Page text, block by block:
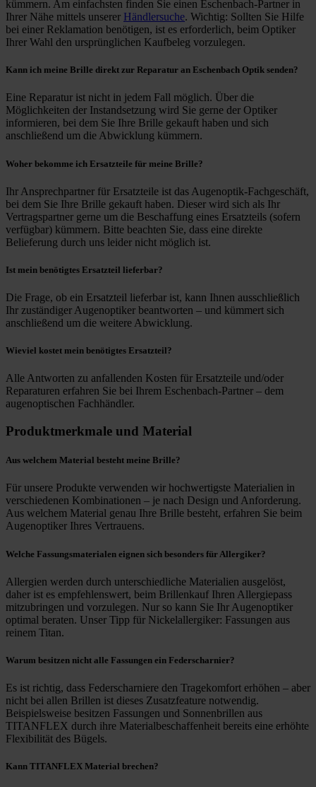
Further information on the procedures used and your
rights can be found in our Privacy Policy|Imprint
kümmern. Am einfachsten finden Sie einen Eschenbach-Partner in
Ihrer Nähe mittels unserer Händlersuche. Wichtig: Sollten Sie Hilfe
bei einer Reklamation benötigen, ist es erforderlich, beim Optiker
Ihrer Wahl den ursprünglichen Kaufbeleg vorzulegen.
Kann ich meine Brille direkt zur Reparatur an Eschenbach Optik senden?
Eine Reparatur ist nicht in jedem Fall möglich. Über die
Möglichkeiten der Instandsetzung wird Sie gerne der Optiker
informieren, bei dem Sie Ihre Brille gekauft haben und sich
anschließend um die Abwicklung kümmern.
Woher bekomme ich Ersatzteile für meine Brille?
Ihr Ansprechpartner für Ersatzteile ist das Augenoptik-Fachgeschäft,
bei dem Sie Ihre Brille gekauft haben. Dieser wird sich als Ihr
Vertragspartner gerne um die Beschaffung eines Ersatzteils (sofern
verfügbar) kümmern. Bitte beachten Sie, dass eine direkte
Belieferung durch uns leider nicht möglich ist.
Ist mein benötigtes Ersatzteil lieferbar?
Die Frage, ob ein Ersatzteil lieferbar ist, kann Ihnen ausschließlich
Ihr zuständiger Augenoptiker beantworten – und kümmert sich
anschließend um die weitere Abwicklung.
Wieviel kostet mein benötigtes Ersatzteil?
Alle Antworten zu anfallenden Kosten für Ersatzteile und/oder
Reparaturen erfahren Sie bei Ihrem Eschenbach-Partner – dem
augenoptischen Fachhändler.
Produktmerkmale und Material
Aus welchem Material besteht meine Brille?
Für unsere Produkte verwenden wir hochwertigste Materialien in
verschiedenen Kombinationen – je nach Design und Anforderung.
Aus welchem Material genau Ihre Brille besteht, erfahren Sie beim
Augenoptiker Ihres Vertrauens.
Welche Fassungsmaterialen eignen sich besonders für Allergiker?
Allergien werden durch unterschiedliche Materialien ausgelöst,
daher ist es empfehlenswert, beim Brillenkauf Ihren Allergiepass
mitzubringen und vorzulegen. Nur so kann Sie Ihr Augenoptiker
optimal beraten. Unser Tipp für Nickelallergiker: Fassungen aus
reinem Titan.
Warum besitzen nicht alle Fassungen ein Federscharnier?
Es ist richtig, dass Federscharniere den Tragekomfort erhöhen – aber
nicht bei allen Brillen ist dieses Zusatzfeature notwendig.
Beispielsweise besitzen Fassungen und Sonnenbrillen aus
TITANFLEX durch ihre Materialbeschaffenheit bereits eine erhöhte
Flexibilität des Bügels.
Kann TITANFLEX Material brechen?